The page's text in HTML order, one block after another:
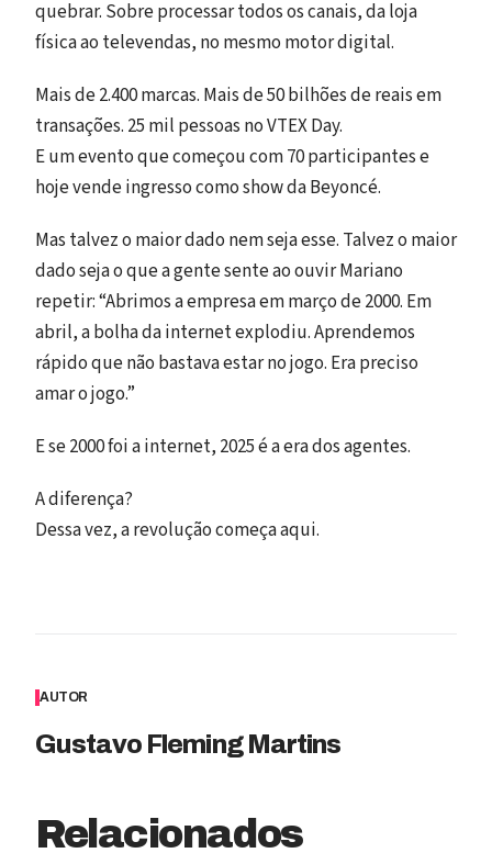
quebrar. Sobre processar todos os canais, da loja
física ao televendas, no mesmo motor digital.
Mais de 2.400 marcas. Mais de 50 bilhões de reais em
transações. 25 mil pessoas no VTEX Day.
E um evento que começou com 70 participantes e
hoje vende ingresso como show da Beyoncé.
Mas talvez o maior dado nem seja esse. Talvez o maior
dado seja o que a gente sente ao ouvir Mariano
repetir: “Abrimos a empresa em março de 2000. Em
abril, a bolha da internet explodiu. Aprendemos
rápido que não bastava estar no jogo. Era preciso
amar o jogo.”
E se 2000 foi a internet, 2025 é a era dos agentes.
A diferença?
Dessa vez, a revolução começa aqui.
AUTOR
Gustavo Fleming Martins
Relacionados